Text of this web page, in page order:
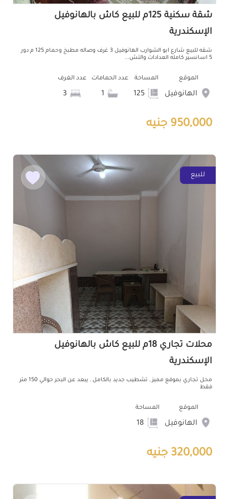
شقة سكنية 125م للبيع كاش بالهانوفيل
الإسكندرية
شقه للبيع شارع ابو الشوارب الهانوفيل 3 غرف وصاله مطبخ وحمام 125 م دور
5 اسانسير كامله العدادات والتش...
الموقع
الهانوفيل
المساحة عدد الحمامات عدد الغرف
950,000 جنيه
للبيع
محلات تجاري 18م للبيع كاش بالهانوفيل
الإسكندرية
محل تجاري بموقع مميز , تشطيب جديد بالكامل , يبعد عن البحر حوالي 150 متر
فقط
الموقع
الهانوفيل
المساحة
320,000 جنيه